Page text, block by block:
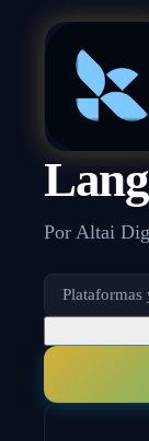
Por Altai
Plataformas